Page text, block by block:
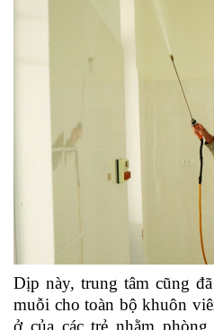
Dịp này, trung tâm cũng
muỗi cho toàn bộ khuôn
ở của các trẻ nhằm